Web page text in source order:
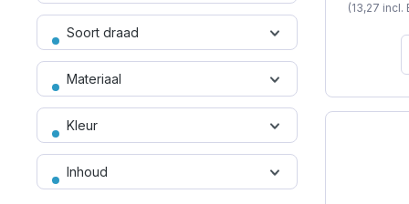
Plaatschroeven (118)
Profielplaatschroeven (9)
Schotelkopschroeven (114)
Soort draad
Materiaal
Kleur
Inhoud
muur
en heeft
zijde
een
verzinkt
(13,27 incl.